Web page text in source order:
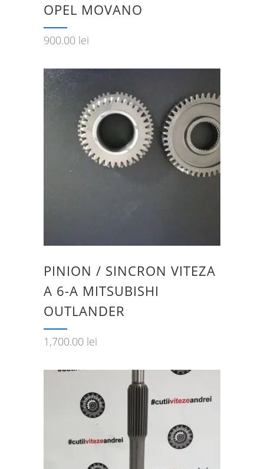
OPEL MOVANO
900.00 lei
PINION / SINCRON VITEZA
A 6-A MITSUBISHI
OUTLANDER
1,700.00 lei